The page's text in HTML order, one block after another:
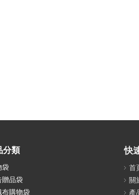
分類
袋
贈品袋
布購物袋
快
首
關
產